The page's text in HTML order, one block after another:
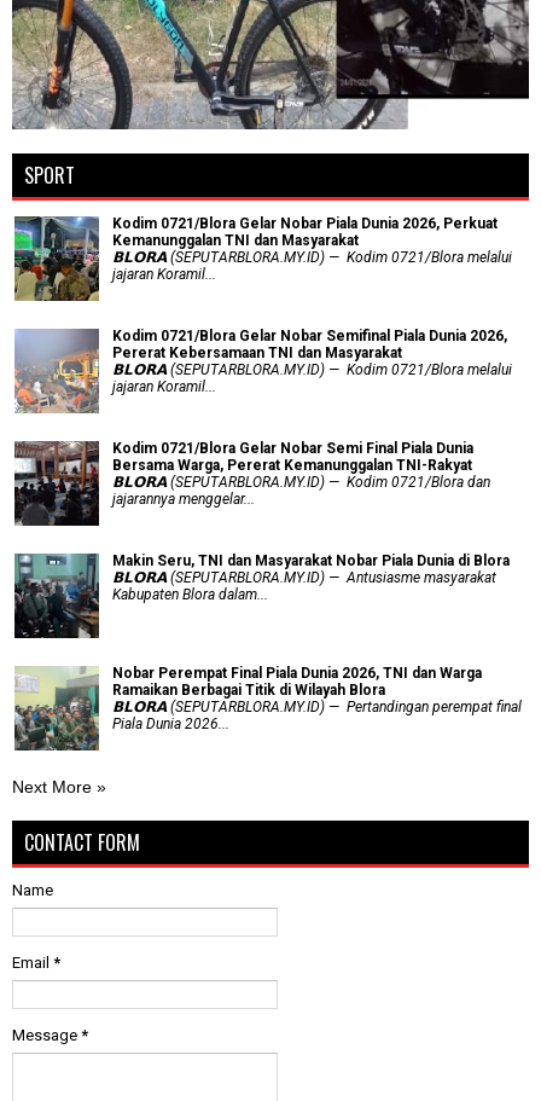
SPORT
Kodim 0721/Blora Gelar Nobar Piala Dunia 2026, Perkuat
Kemanunggalan TNI dan Masyarakat
𝗕𝗟𝗢𝗥𝗔 (SEPUTARBLORA.MY.ID) — Kodim 0721/Blora melalui
jajaran Koramil...
Kodim 0721/Blora Gelar Nobar Semifinal Piala Dunia 2026,
Pererat Kebersamaan TNI dan Masyarakat
𝗕𝗟𝗢𝗥𝗔 (SEPUTARBLORA.MY.ID) — Kodim 0721/Blora melalui
jajaran Koramil...
Kodim 0721/Blora Gelar Nobar Semi Final Piala Dunia
Bersama Warga, Pererat Kemanunggalan TNI-Rakyat
𝗕𝗟𝗢𝗥𝗔 (SEPUTARBLORA.MY.ID) — Kodim 0721/Blora dan
jajarannya menggelar...
Makin Seru, TNI dan Masyarakat Nobar Piala Dunia di Blora
𝗕𝗟𝗢𝗥𝗔 (SEPUTARBLORA.MY.ID) — Antusiasme masyarakat
Kabupaten Blora dalam...
Nobar Perempat Final Piala Dunia 2026, TNI dan Warga
Ramaikan Berbagai Titik di Wilayah Blora
𝗕𝗟𝗢𝗥𝗔 (SEPUTARBLORA.MY.ID) — Pertandingan perempat final
Piala Dunia 2026...
Next More »
CONTACT FORM
Name
Email *
Message *